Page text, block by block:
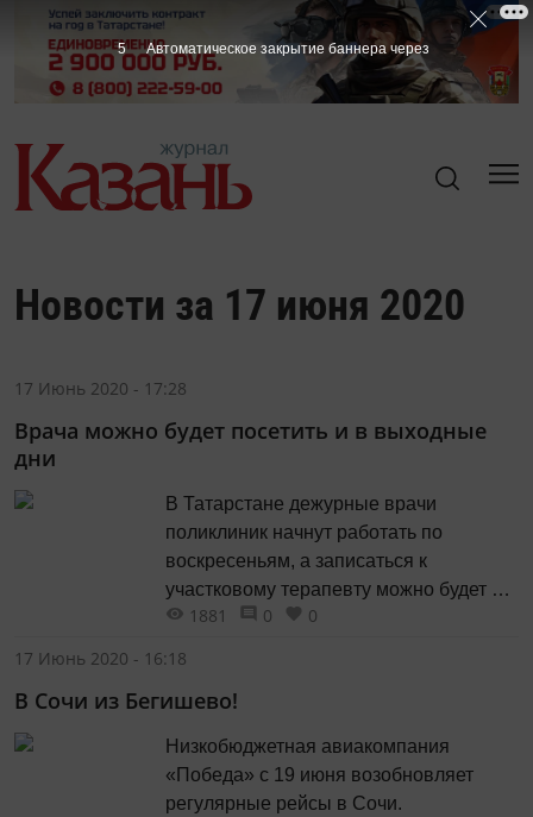
Новости за 17 июня 2020
17 Июнь 2020 - 17:28
Врача можно будет посетить и в выходные
дни
В Татарстане дежурные врачи
поликлиник начнут работать по
воскресеньям, а записаться к
участковому терапевту можно будет на
портале госуслуг Об этом сообщил
график дежурных врачей поликлиник
1881 0
0
17 Июнь 2020 - 16:18
В Сочи из Бегишево!
Низкобюджетная авиакомпания
«Победа» с 19 июня возобновляет
регулярные рейсы в Сочи.
4 Автоматическое закрытие баннера через